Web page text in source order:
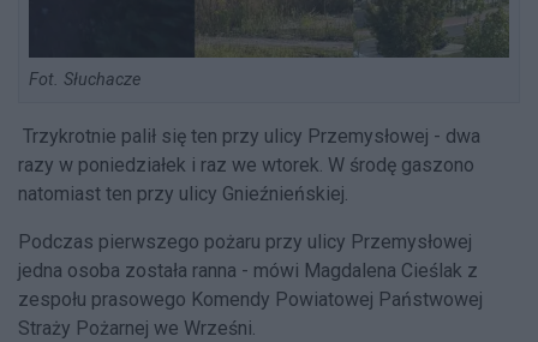
Fot. Słuchacze
Trzykrotnie palił się ten przy ulicy Przemysłowej - dwa
razy w poniedziałek i raz we wtorek. W środę gaszono
natomiast ten przy ulicy Gnieźnieńskiej.
Podczas pierwszego pożaru przy ulicy Przemysłowej
jedna osoba została ranna - mówi Magdalena Cieślak z
zespołu prasowego Komendy Powiatowej Państwowej
Straży Pożarnej we Wrześni.